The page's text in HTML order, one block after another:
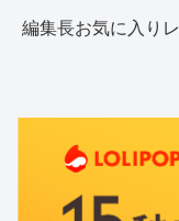
編集長お気に入り